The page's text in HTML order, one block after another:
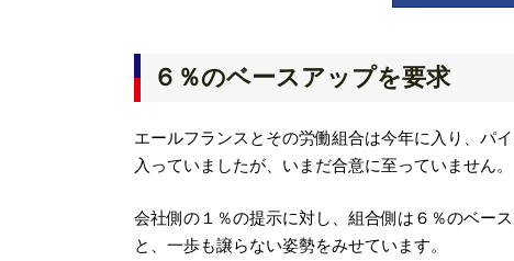
６％のベースアップを要求
エールフランスとその労働組合は今年に入り、パ
入っていましたが、いまだ合意に至っていません。
会社側の１％の提示に対し、組合側は６％のベー
と、一歩も譲らない姿勢をみせています。